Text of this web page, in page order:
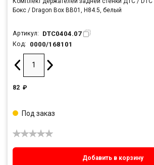
Бокс / Dragon Box BB01, H84.5, белый
Артикул: DTC0404.07
Код: 0000/168101
82 ₽
Добавить в корзину
Под заказ